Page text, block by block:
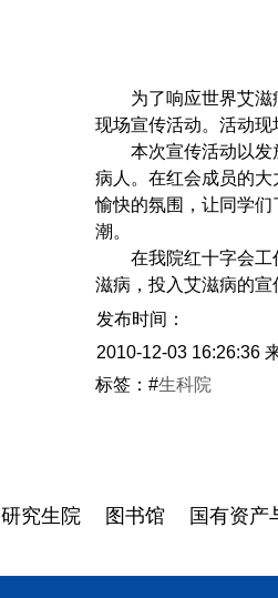
为了响应世界艾滋
现场宣传活动。活动现
本次宣传活动 以发
病人。 在红会成员的大
愉快的氛围，让同学
潮。
在我院红十字会工
滋病，投入艾滋病的宣
发布时间：
2010-12-03 16:26:36
标签：#生科院
研究生院 图书馆 国有资产